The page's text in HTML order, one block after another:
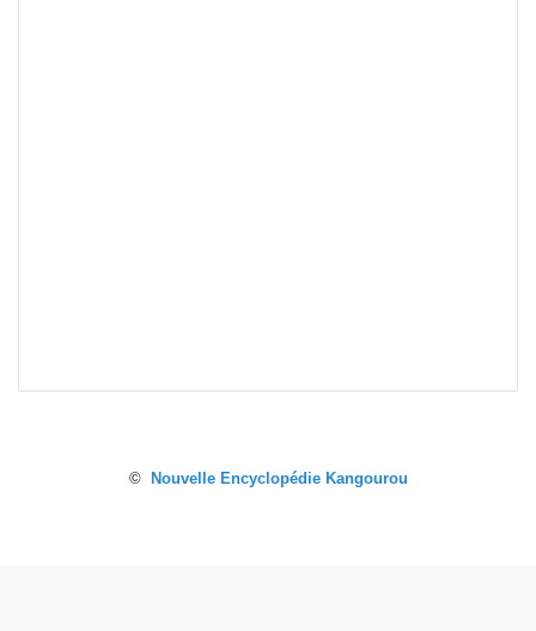
© Nouvelle Encyclopédie Kangourou